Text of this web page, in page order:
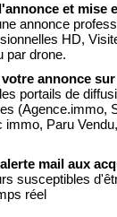
et mise
annonce
HD,
par drone.
annonce
portails de
(Agence.immo,
immo, Paru
mail aux
susceptibles
réel